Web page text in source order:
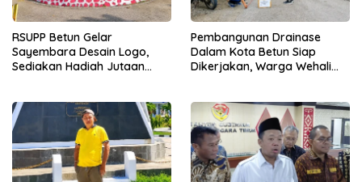
RSUPP Betun Gelar
Sayembara Desain Logo,
Sediakan Hadiah Jutaan
Pembangunan Drainase
Dalam Kota Betun Siap
Dikerjakan, Warga Wehali